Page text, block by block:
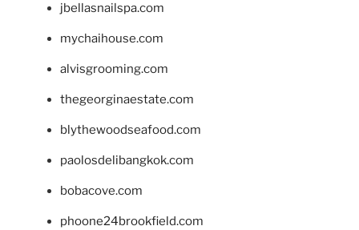
jbellasnailspa.com
mychaihouse.com
alvisgrooming.com
thegeorginaestate.com
blythewoodseafood.com
paolosdelibangkok.com
bobacove.com
phoone24brookfield.com